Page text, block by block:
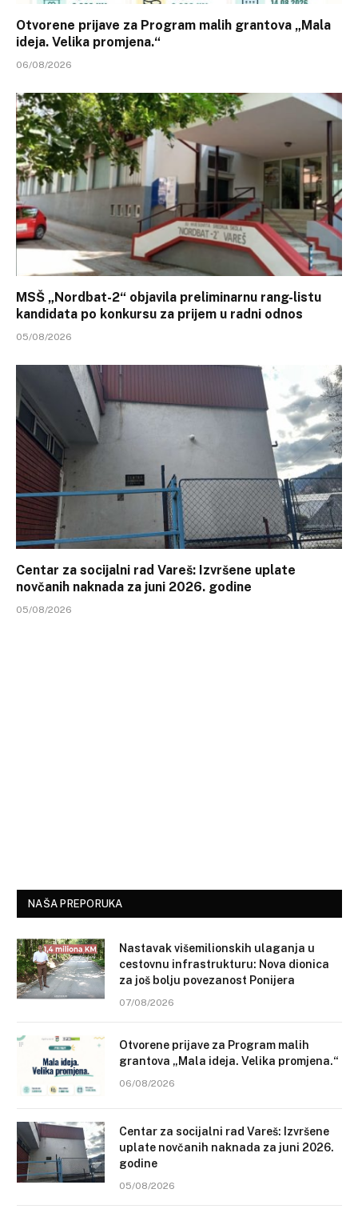
Otvorene prijave za Program malih grantova „Mala
ideja. Velika promjena.“
06/08/2026
MSŠ „Nordbat-2“ objavila preliminarnu rang-listu
kandidata po konkursu za prijem u radni odnos
05/08/2026
Centar za socijalni rad Vareš: Izvršene uplate
novčanih naknada za juni 2026. godine
05/08/2026
NAŠA PREPORUKA
Nastavak višemilionskih ulaganja u
cestovnu infrastrukturu: Nova dionica
za još bolju povezanost Ponijera
07/08/2026
Otvorene prijave za Program malih
grantova „Mala ideja. Velika promjena.“
06/08/2026
Centar za socijalni rad Vareš: Izvršene
uplate novčanih naknada za juni 2026.
godine
05/08/2026